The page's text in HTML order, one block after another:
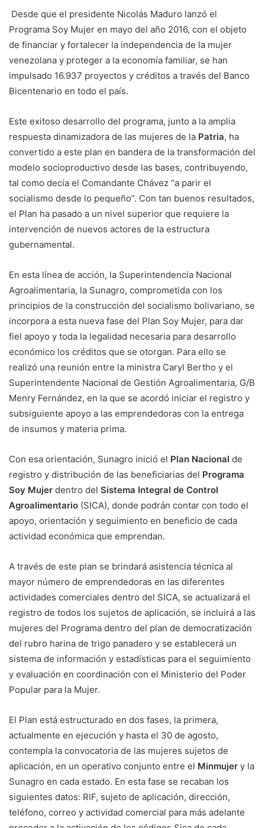
Desde que el presidente Nicolás Maduro lanzó el
Programa Soy Mujer en mayo del año 2016, con el objeto
de financiar y fortalecer la independencia de la mujer
venezolana y proteger a la economía familiar, se han
impulsado 16.937 proyectos y créditos a través del Banco
Bicentenario en todo el país.
Este exitoso desarrollo del programa, junto a la amplia
respuesta dinamizadora de las mujeres de la Patria, ha
convertido a este plan en bandera de la transformación del
modelo socioproductivo desde las bases, contribuyendo,
tal como decía el Comandante Chávez “a parir el
socialismo desde lo pequeño”. Con tan buenos resultados,
el Plan ha pasado a un nivel superior que requiere la
intervención de nuevos actores de la estructura
gubernamental.
En esta línea de acción, la Superintendencia Nacional
Agroalimentaria, la Sunagro, comprometida con los
principios de la construcción del socialismo bolivariano, se
incorpora a esta nueva fase del Plan Soy Mujer, para dar
fiel apoyo y toda la legalidad necesaria para desarrollo
económico los créditos que se otorgan. Para ello se
realizó una reunión entre la ministra Caryl Bertho y el
Superintendente Nacional de Gestión Agroalimentaria, G/B
Menry Fernández, en la que se acordó iniciar el registro y
subsiguiente apoyo a las emprendedoras con la entrega
de insumos y materia prima.
Con esa orientación, Sunagro inició el Plan Nacional de
registro y distribución de las beneficiarias del Programa
Soy Mujer dentro del Sistema Integral de Control
Agroalimentario (SICA), donde podrán contar con todo el
apoyo, orientación y seguimiento en beneficio de cada
actividad económica que emprendan.
A través de este plan se brindará asistencia técnica al
mayor número de emprendedoras en las diferentes
actividades comerciales dentro del SICA, se actualizará el
registro de todos los sujetos de aplicación, se incluirá a las
mujeres del Programa dentro del plan de democratización
del rubro harina de trigo panadero y se establecerá un
sistema de información y estadísticas para el seguimiento
y evaluación en coordinación con el Ministerio del Poder
Popular para la Mujer.
El Plan está estructurado en dos fases, la primera,
actualmente en ejecución y hasta el 30 de agosto,
contempla la convocatoria de las mujeres sujetos de
aplicación, en un operativo conjunto entre el Minmujer y la
Sunagro en cada estado. En esta fase se recaban los
siguientes datos: RIF, sujeto de aplicación, dirección,
teléfono, correo y actividad comercial para más adelante